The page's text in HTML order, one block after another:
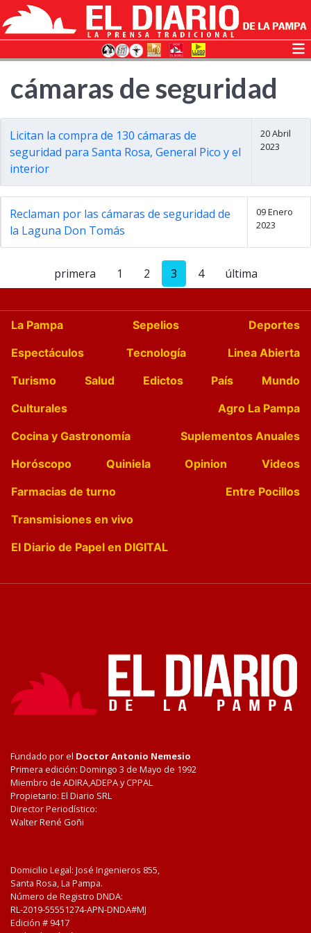
cámaras de seguridad
Licitan la compra de 130 cámaras de
seguridad para Santa Rosa, General Pico y el
interior
20 Abril
2023
Reclaman por las cámaras de seguridad de
la Laguna Don Tomás
09 Enero
2023
primera 1 2 3 4 última
La Pampa Sepelios
Deportes
Espectáculos
Tecnología
Linea Abierta
Turismo
Salud Edictos País
Mundo
Culturales
Agro La Pampa
Cocina y Gastronomía
Suplementos Anuales
Horóscopo
Quiniela Opinion
Videos
Farmacias de turno
Entre Pocillos
Transmisiones en vivo
El Diario de Papel en DIGITAL
Fundado por el Doctor Antonio Nemesio
Primera edición: Domingo 3 de Mayo de 1992
Miembro de ADIRA,ADEPA y CPPAL
Propietario: El Diario SRL
Director Periodístico:
Walter René Goñi
Domicilio Legal: José Ingenieros 855,
Santa Rosa, La Pampa.
Número de Registro DNDA:
RL-2019-55551274-APN-DNDA#MJ
Edición # 9417